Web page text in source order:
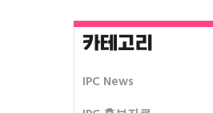
카테고리
IPC News